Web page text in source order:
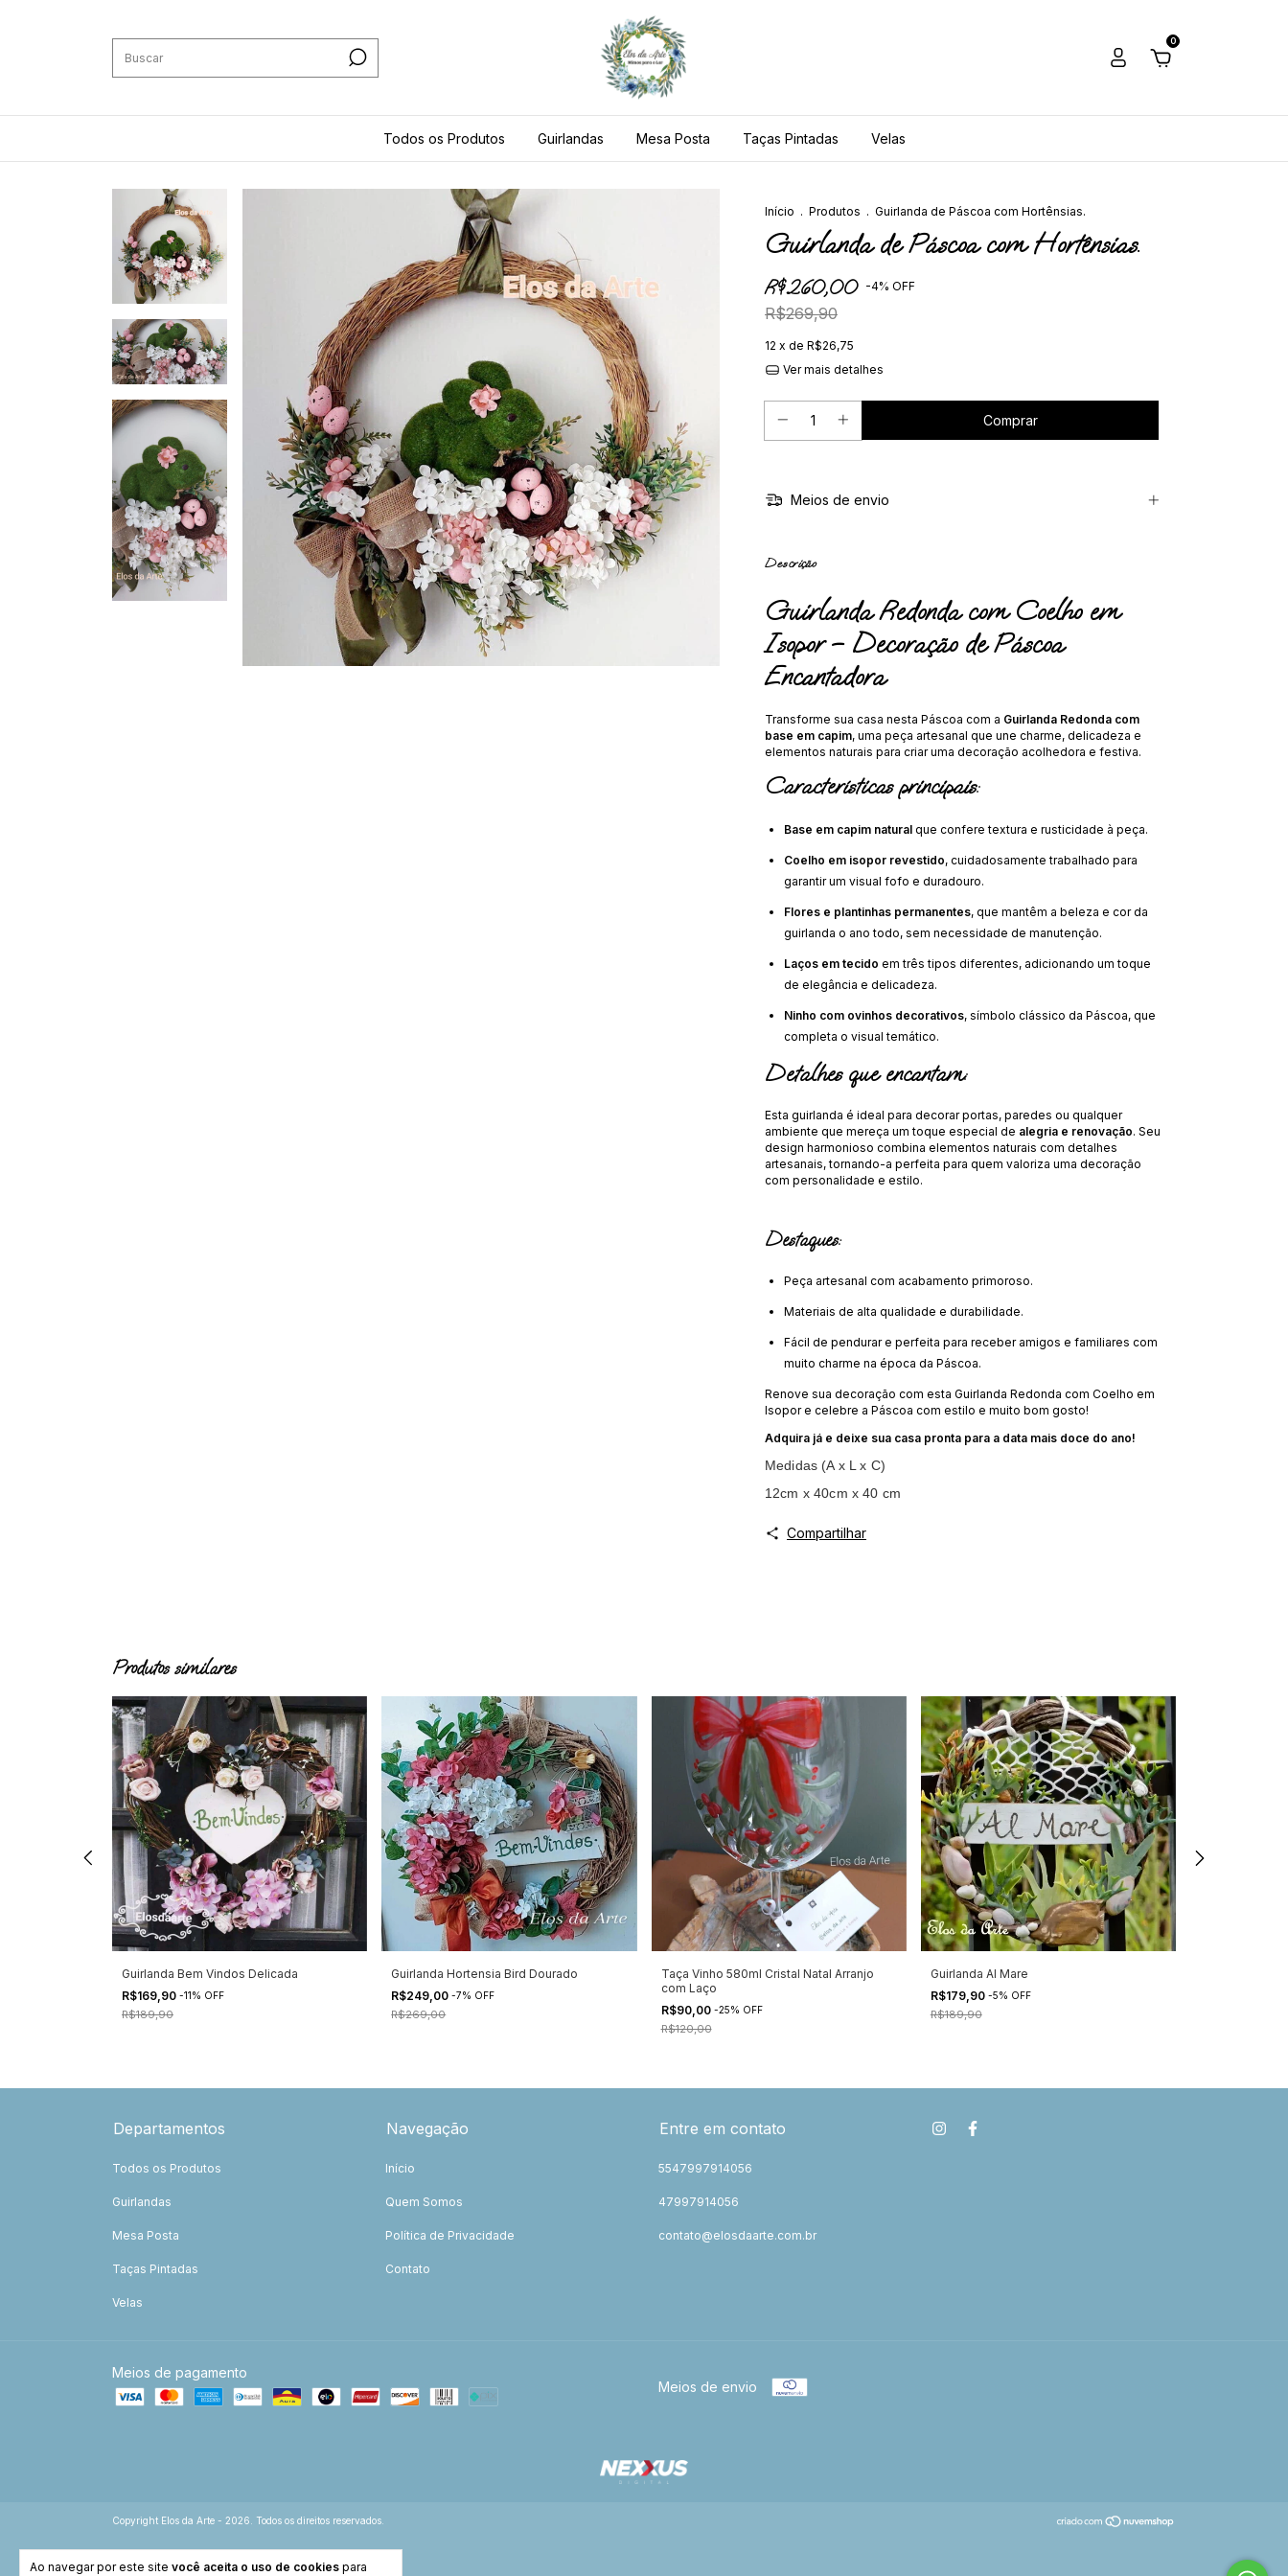
0
Todos os Produtos Guirlandas Mesa Posta Taças Pintadas Velas
Ao navegar por este site você aceita o uso de cookies para
Início . Produtos . Guirlanda de Páscoa com Hortênsias.
Guirlanda de Páscoa com Hortênsias.
R$260,00 -4% OFF
R$269,90
12 x de R$26,75
Ver mais detalhes
Meios de envio
Descrição
Guirlanda Redonda com Coelho em
Isopor – Decoração de Páscoa
Encantadora
Transforme sua casa nesta Páscoa com a Guirlanda Redonda com
base em capim, uma peça artesanal que une charme, delicadeza e
elementos naturais para criar uma decoração acolhedora e festiva.
Características principais:
Base em capim natural que confere textura e rusticidade à peça.
Coelho em isopor revestido, cuidadosamente trabalhado para
garantir um visual fofo e duradouro.
Flores e plantinhas permanentes, que mantêm a beleza e cor da
guirlanda o ano todo, sem necessidade de manutenção.
Laços em tecido em três tipos diferentes, adicionando um toque
de elegância e delicadeza.
Ninho com ovinhos decorativos, símbolo clássico da Páscoa, que
completa o visual temático.
Detalhes que encantam:
Esta guirlanda é ideal para decorar portas, paredes ou qualquer
ambiente que mereça um toque especial de alegria e renovação. Seu
design harmonioso combina elementos naturais com detalhes
artesanais, tornando-a perfeita para quem valoriza uma decoração
com personalidade e estilo.
Destaques:
Peça artesanal com acabamento primoroso.
Materiais de alta qualidade e durabilidade.
Fácil de pendurar e perfeita para receber amigos e familiares com
muito charme na época da Páscoa.
Renove sua decoração com esta Guirlanda Redonda com Coelho em
Isopor e celebre a Páscoa com estilo e muito bom gosto!
Adquira já e deixe sua casa pronta para a data mais doce do ano!
Medidas (A x L x C)
12cm x 40cm x 40 cm
Compartilhar
Produtos similares
Guirlanda Bem Vindos Delicada
R$169,90 -11 % OFF
R$189,90
Guirlanda Hortensia Bird Dourado
R$249,00-7% OFF
R$269,00
Taça Vinho 580ml Cristal Natal Arranjo
com Laço
R$90,00 -25% OFF
R$120,00
Guirlanda Al Mare
R$179,90 -5% OFF
R$189,90
Departamentos
Todos os Produtos
Guirlandas
Mesa Posta
Taças Pintadas
Velas
Navegação
Início
Quem Somos
Política de Privacidade
Contato
Entre em contato
5547997914056
47997914056
contato@elosdaarte.com.br
Meios de pagamento
Meios de envio
Copyright Elos da Arte - 2026. Todos os direitos reservados.